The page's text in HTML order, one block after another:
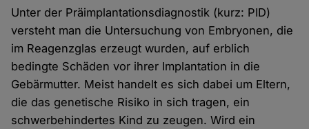
Unter der Präimplantationsdiagnostik (kurz: PID)
versteht man die Untersuchung von Embryonen, die
im Reagenzglas erzeugt wurden, auf erblich
bedingte Schäden vor ihrer Implantation in die
Gebärmutter. Meist handelt es sich dabei um Eltern,
die das genetische Risiko in sich tragen, ein
schwerbehindertes Kind zu zeugen. Wird ein